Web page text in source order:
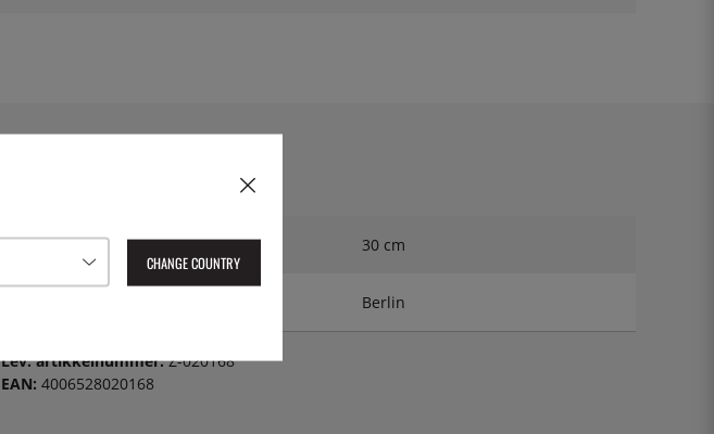
Lengde: 30 cm
Berlin
Lev. artikkelnummer:Z-020168
EAN: 4006528020168
CHANGE COUNTRY